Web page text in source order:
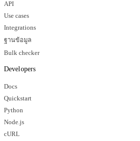
API
Use cases
Integrations
ฐานข้อมูล
Bulk checker
Developers
Docs
Quickstart
Python
Node.js
cURL